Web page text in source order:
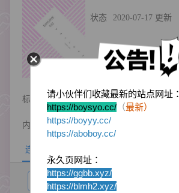
请小伙伴们收藏最新的站点网址：
https://boysyo.cc/ （最新）
https://boyyy.cc/
https://aboboy.cc/
永久页网址：
https://ggbb.xyz/
https://blmh2 .xyz/
收藏
状态 2020-07-17 更新
标签 高H 校园 有肉小说
内容简介 午夜教学楼
连载目录
第1章 第2章